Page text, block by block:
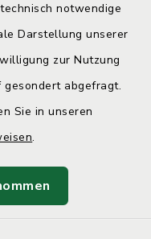
notwendige
Darstellung unserer
zur Nutzung
abgefragt.
Sie in unseren
.